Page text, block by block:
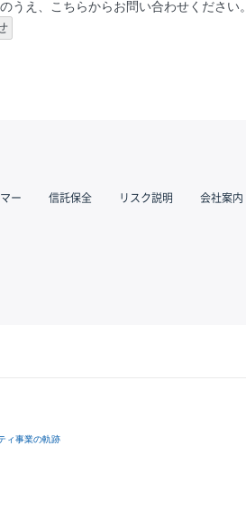
うえ、こちらからお問い合わせください。
ー 信託保全 リスク説明 会社案内
ィ事業の軌跡